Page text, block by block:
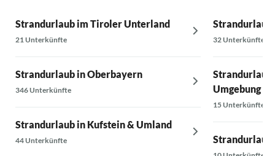
Strandurlaub im Tiroler Unterland
21 Unterkünfte
Strandurlaub in Oberbayern
346 Unterkünfte
Strandurlaub in Kufstein & Umland
44 Unterkünfte
Strandurlaub
32 Unterkünfte
Strandurlaub
Umgebung
15 Unterkünfte